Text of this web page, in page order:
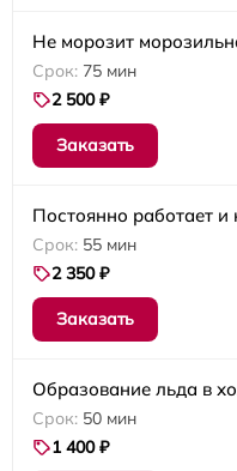
Не морозит
75 мин
2 500 ₽
Заказать
Постоянно работает и
55 мин
2 350 ₽
Заказать
Образование льда в
50 мин
1 400 ₽